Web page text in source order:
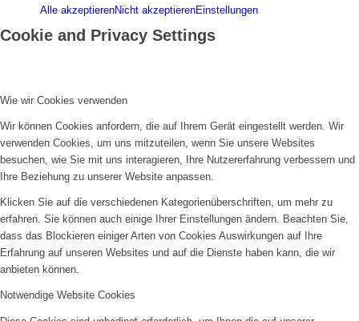
Alle akzeptierenNicht akzeptierenEinstellungen
Cookie and Privacy Settings
Wie wir Cookies verwenden
Wir können Cookies anfordern, die auf Ihrem Gerät eingestellt werden. Wir
verwenden Cookies, um uns mitzuteilen, wenn Sie unsere Websites
besuchen, wie Sie mit uns interagieren, Ihre Nutzererfahrung verbessern und
Ihre Beziehung zu unserer Website anpassen.
Klicken Sie auf die verschiedenen Kategorienüberschriften, um mehr zu
erfahren. Sie können auch einige Ihrer Einstellungen ändern. Beachten Sie,
dass das Blockieren einiger Arten von Cookies Auswirkungen auf Ihre
Erfahrung auf unseren Websites und auf die Dienste haben kann, die wir
anbieten können.
Notwendige Website Cookies